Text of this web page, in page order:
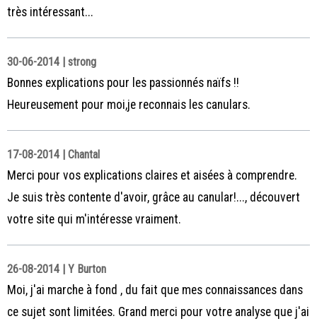
très intéressant...
30-06-2014 | strong
Bonnes explications pour les passionnés naïfs !!
Heureusement pour moi,je reconnais les canulars.
17-08-2014 | Chantal
Merci pour vos explications claires et aisées à comprendre.
Je suis très contente d'avoir, grâce au canular!..., découvert
votre site qui m'intéresse vraiment.
26-08-2014 | Y Burton
Moi, j'ai marche à fond , du fait que mes connaissances dans
ce sujet sont limitées. Grand merci pour votre analyse que j'ai